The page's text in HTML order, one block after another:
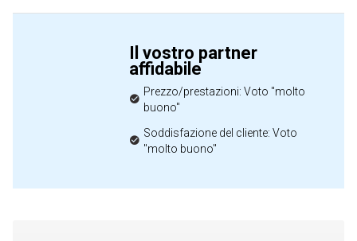
Il vostro partner
affidabile
Prezzo/prestazioni: Voto "molto
buono"
Soddisfazione del cliente: Voto
"molto buono"